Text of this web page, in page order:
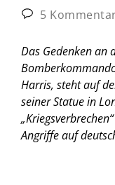
5
Das Gedenken an
Harris, steht auf
seiner Statue in
Angriffe auf